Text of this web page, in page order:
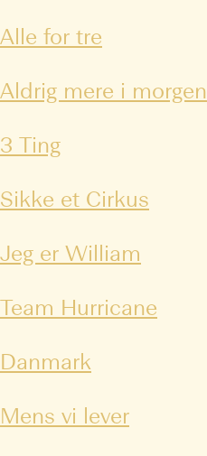
Alle for tre
Aldrig mere i morgen
3 Ting
Sikke et Cirkus
Jeg er William
Team Hurricane
Danmark
Mens vi lever